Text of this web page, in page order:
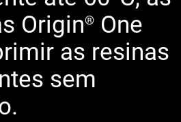
Origin® One
as resinas
sem